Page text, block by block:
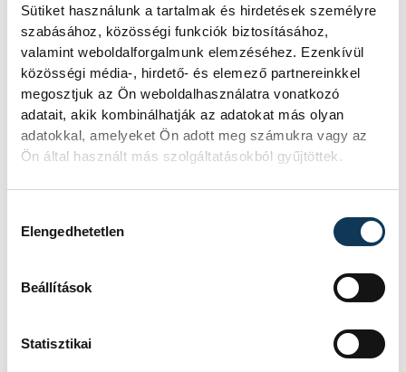
Sütiket használunk a tartalmak és hirdetések személyre
szabásához, közösségi funkciók biztosításához,
valamint weboldalforgalmunk elemzéséhez. Ezenkívül
közösségi média-, hirdető- és elemező partnereinkkel
megosztjuk az Ön weboldalhasználatra vonatkozó
adatait, akik kombinálhatják az adatokat más olyan
adatokkal, amelyeket Ön adott meg számukra vagy az
Ön által használt más szolgáltatásokból gyűjtöttek.
Elengedhetetlen
Beállítások
Statisztikai
objektíven a legfülbemászóbb, hanem az,
amelyikhez valamilyen személyes élmény
kötődik. Az agyunk szereti az érzelmileg
fontos információkat újra elővenni. Egy dal
pedig egyszerre tud ritmus, emlék és
hangulat lenni. Ezért van az, hogy bizonyos
belőlünk.
dal?